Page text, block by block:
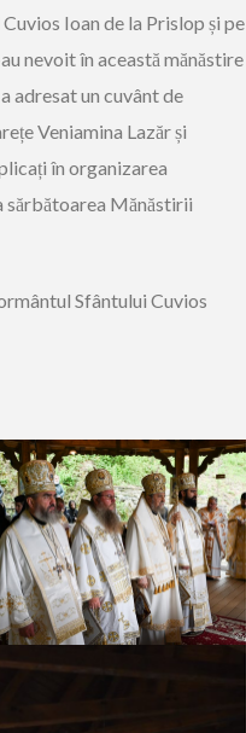
Ioan de la Prislop și pe
nevoit în această mănăstire
adresat un cuvânt de
Veniamina Lazăr și
în organizarea
sărbătoarea Mănăstirii
Sfântului Cuvios